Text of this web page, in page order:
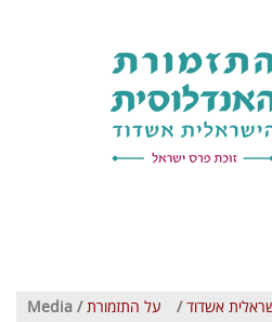
אשדוד/ על התזמורת/ Media